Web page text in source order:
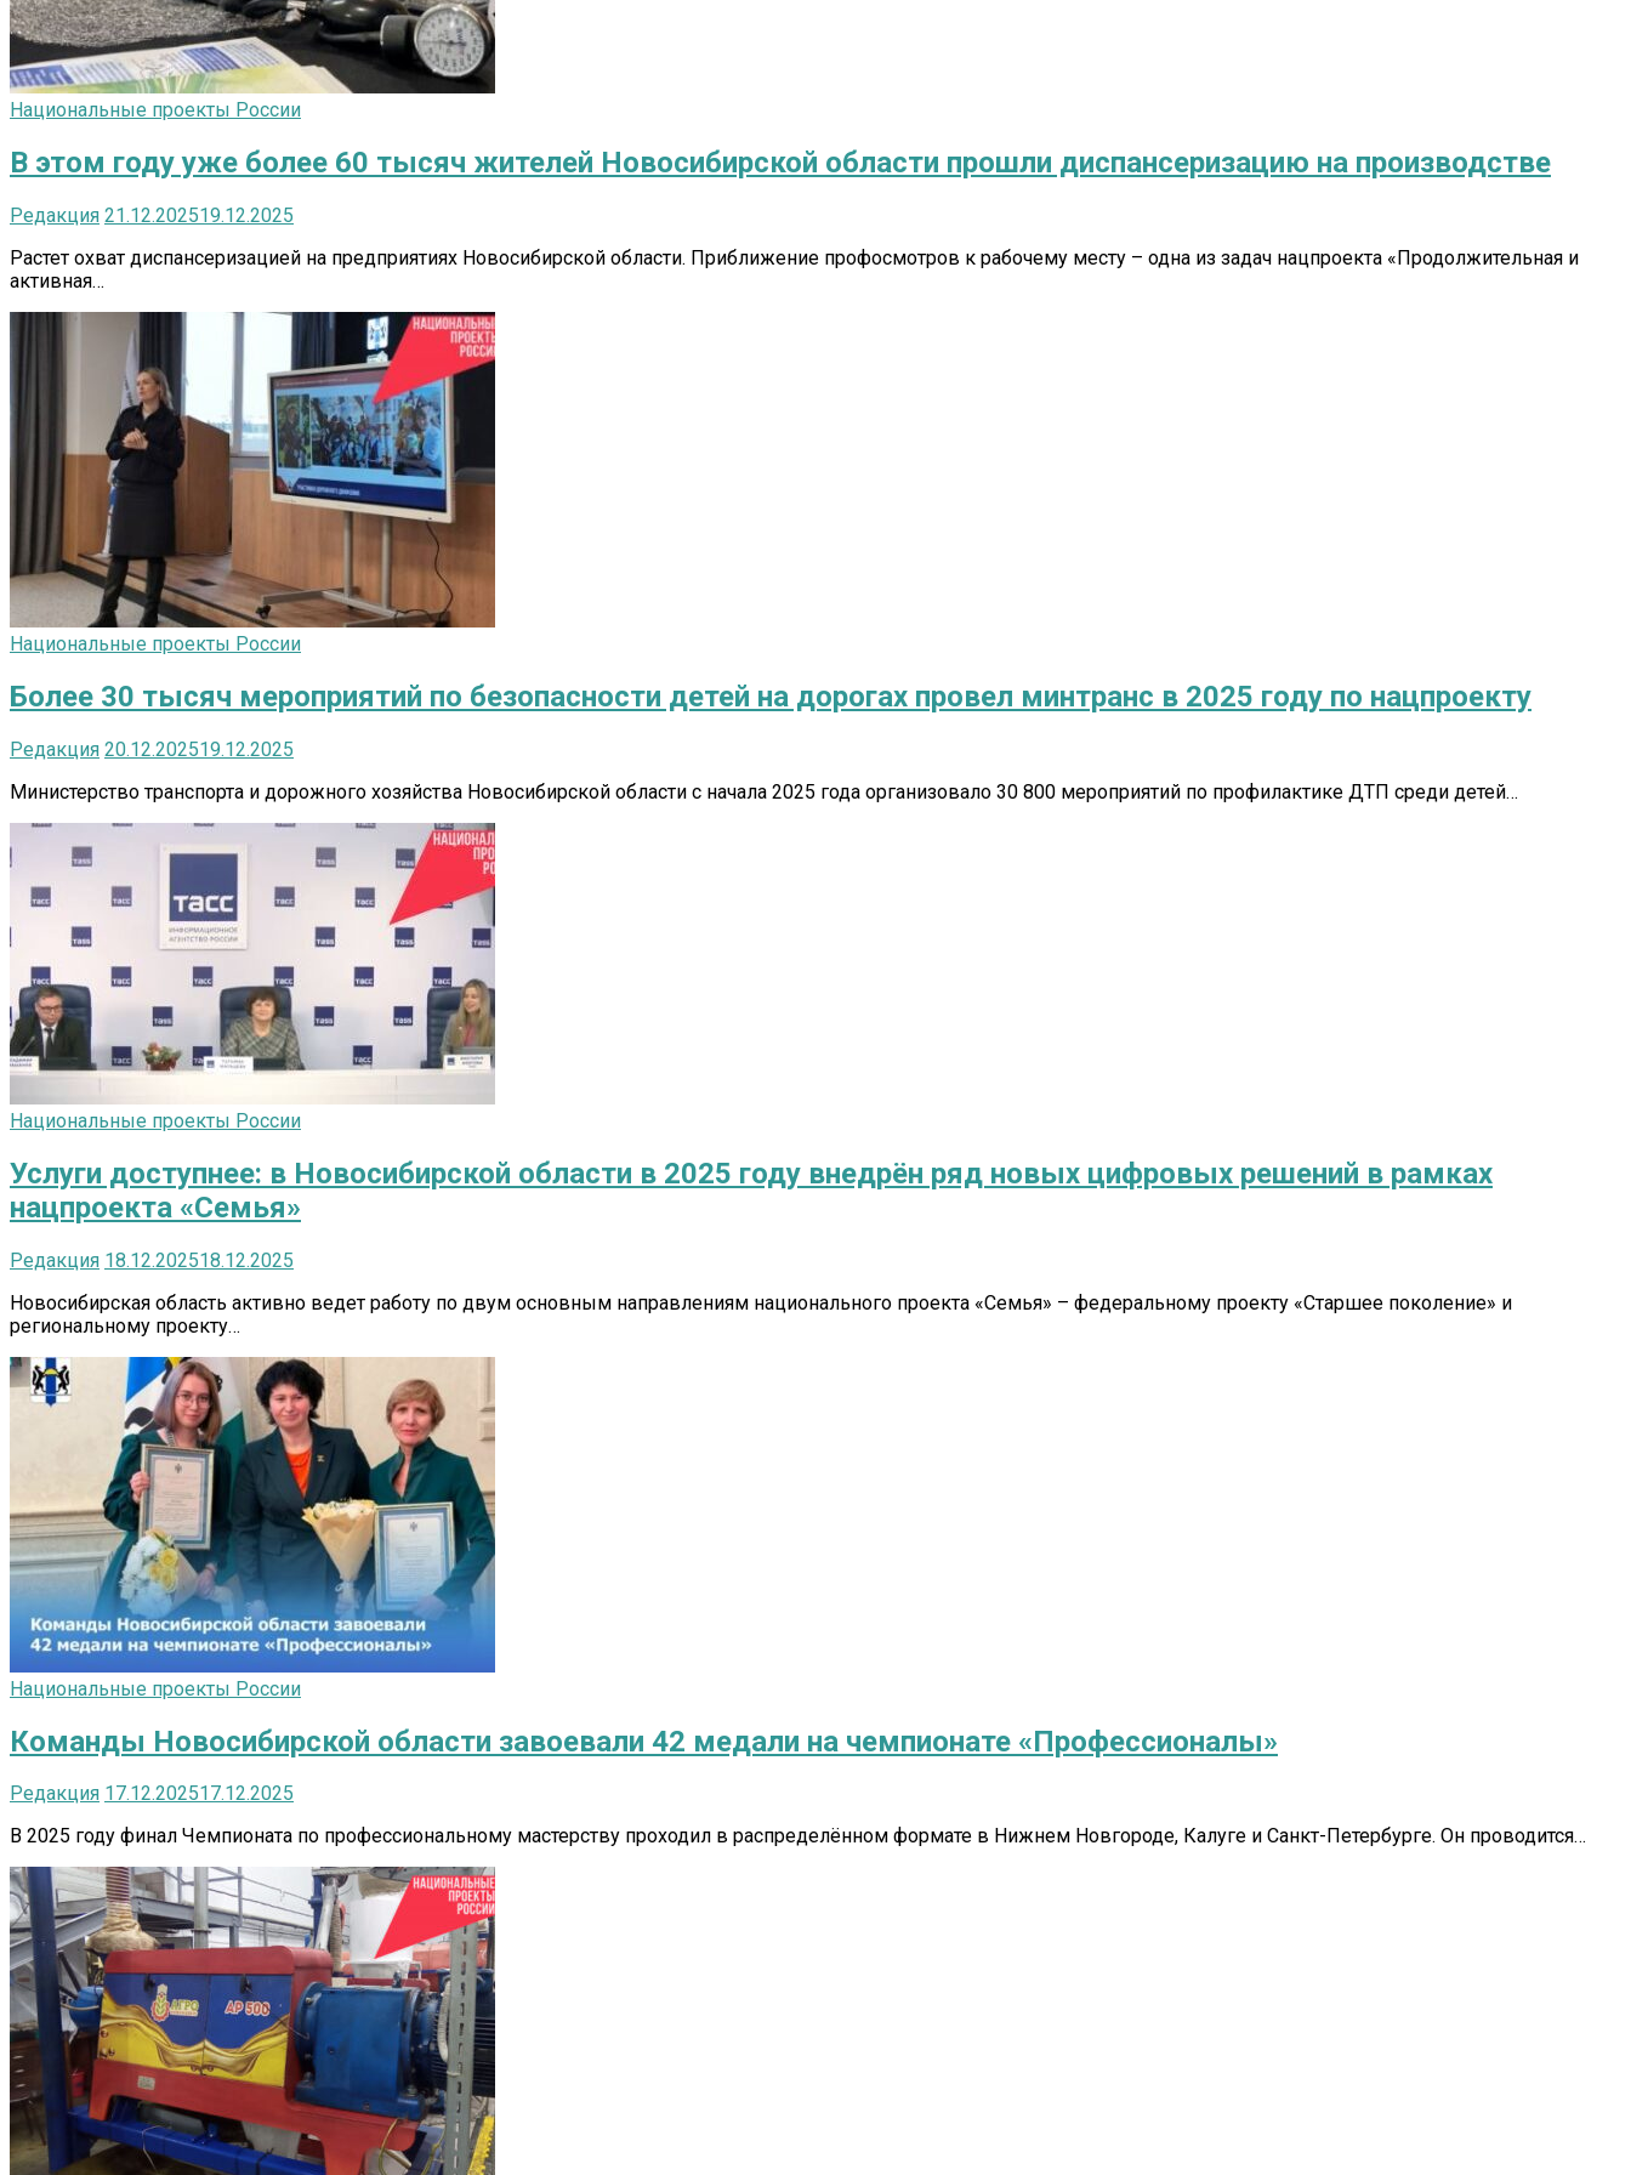
Национальные проекты России
В этом году уже более 60 тысяч жителей Новосибирской области прошли диспансеризацию на производстве
Редакция 21.12.202519.12.2025
Растет охват диспансеризацией на предприятиях Новосибирской области. Приближение профосмотров к рабочему месту – одна из задач нацпроекта «Продолжительная и
активная…
Национальные проекты России
Более 30 тысяч мероприятий по безопасности детей на дорогах провел минтранс в 2025 году по нацпроекту
Редакция 20.12.202519.12.2025
Министерство транспорта и дорожного хозяйства Новосибирской области с начала 2025 года организовало 30 800 мероприятий по профилактике ДТП среди детей…
Национальные проекты России
Услуги доступнее: в Новосибирской области в 2025 году внедрён ряд новых цифровых решений в рамках
нацпроекта «Семья»
Редакция 18.12.202518.12.2025
Новосибирская область активно ведет работу по двум основным направлениям национального проекта «Семья» – федеральному проекту «Старшее поколение» и
региональному проекту…
Национальные проекты России
Команды Новосибирской области завоевали 42 медали на чемпионате «Профессионалы»
Редакция 17.12.202517.12.2025
В 2025 году финал Чемпионата по профессиональному мастерству проходил в распределённом формате в Нижнем Новгороде, Калуге и Санкт-Петербурге. Он проводится…